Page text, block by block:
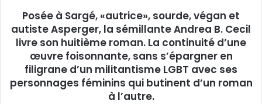
Posée à Sargé, «autrice», sourde, végan et
autiste Asperger, la sémillante Andrea B. Cecil
livre son huitième roman. La continuité d’une
œuvre foisonnante, sans s’épargner en
filigrane d’un militantisme LGBT avec ses
personnages féminins qui butinent d’un roman
à l’autre.